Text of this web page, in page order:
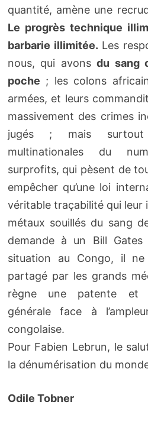
quantité, amène une
Le progrès technique
barbarie illimitée. Les
nous, qui avonsdu sang
poche ; les colons
armées, et leurs
massivement des crimes
jugés ; mais surtout
multinationales du
surprofits, qui pèsent de
empêcher qu’une loi
véritable traçabilité qui leur
métaux souillés du sang
demande à un Bill
situation au Congo, il
partagé par les grands
règne une patente et
générale face à
congolaise.
Pour Fabien Lebrun, le
la dénumérisation du
Odile Tobner